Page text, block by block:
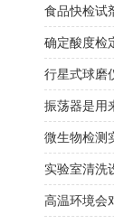
食品快检试
确定酸度检
行星式球磨
振荡器是用
微生物检测
实验室清洗
高温环境会